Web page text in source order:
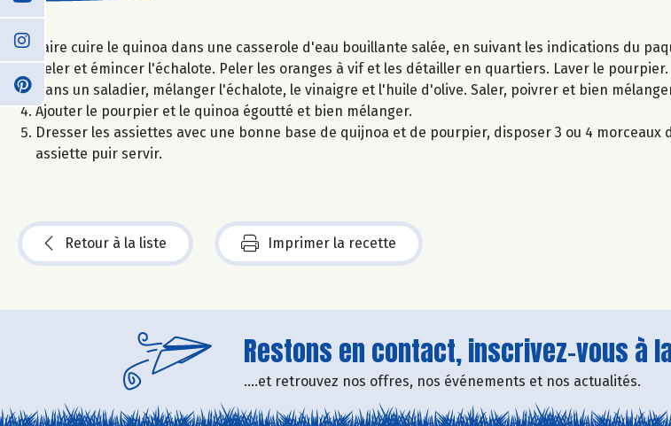
Faire cuire le quinoa dans une casserole d'eau bouillante salée, en suivant les indications du
Peler et émincer l'échalote. Peler les oranges à vif et les détailler en quartiers. Laver le pourpier.
Dans un saladier, mélanger l'échalote, le vinaigre et l'huile d'olive. Saler, poivrer et bien
Ajouter le pourpier et le quinoa égoutté et bien mélanger.
Dresser les assiettes avec une bonne base de quijnoa et de pourpier, disposer 3 ou 4 morceaux
assiette puir servir.
Retour à la liste Imprimer la recette
Restons en contact, inscrivez-vous à
....et retrouvez nos offres, nos événements et nos actualités.